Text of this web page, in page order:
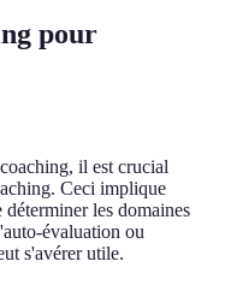
pour
il est crucial
Ceci implique
déterminer les domaines
évaluation ou
s'avérer utile.